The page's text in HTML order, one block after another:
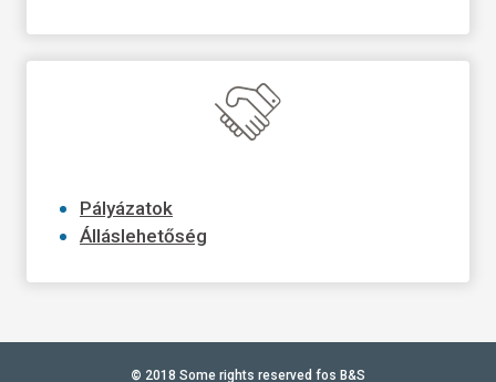
Pályázatok
Álláslehetőség
© 2018 Some rights reserved fos B&S